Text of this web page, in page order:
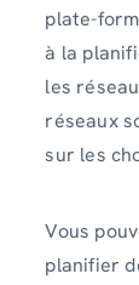
plate-
à la
les
réseaux
sur les
Vous
planifier